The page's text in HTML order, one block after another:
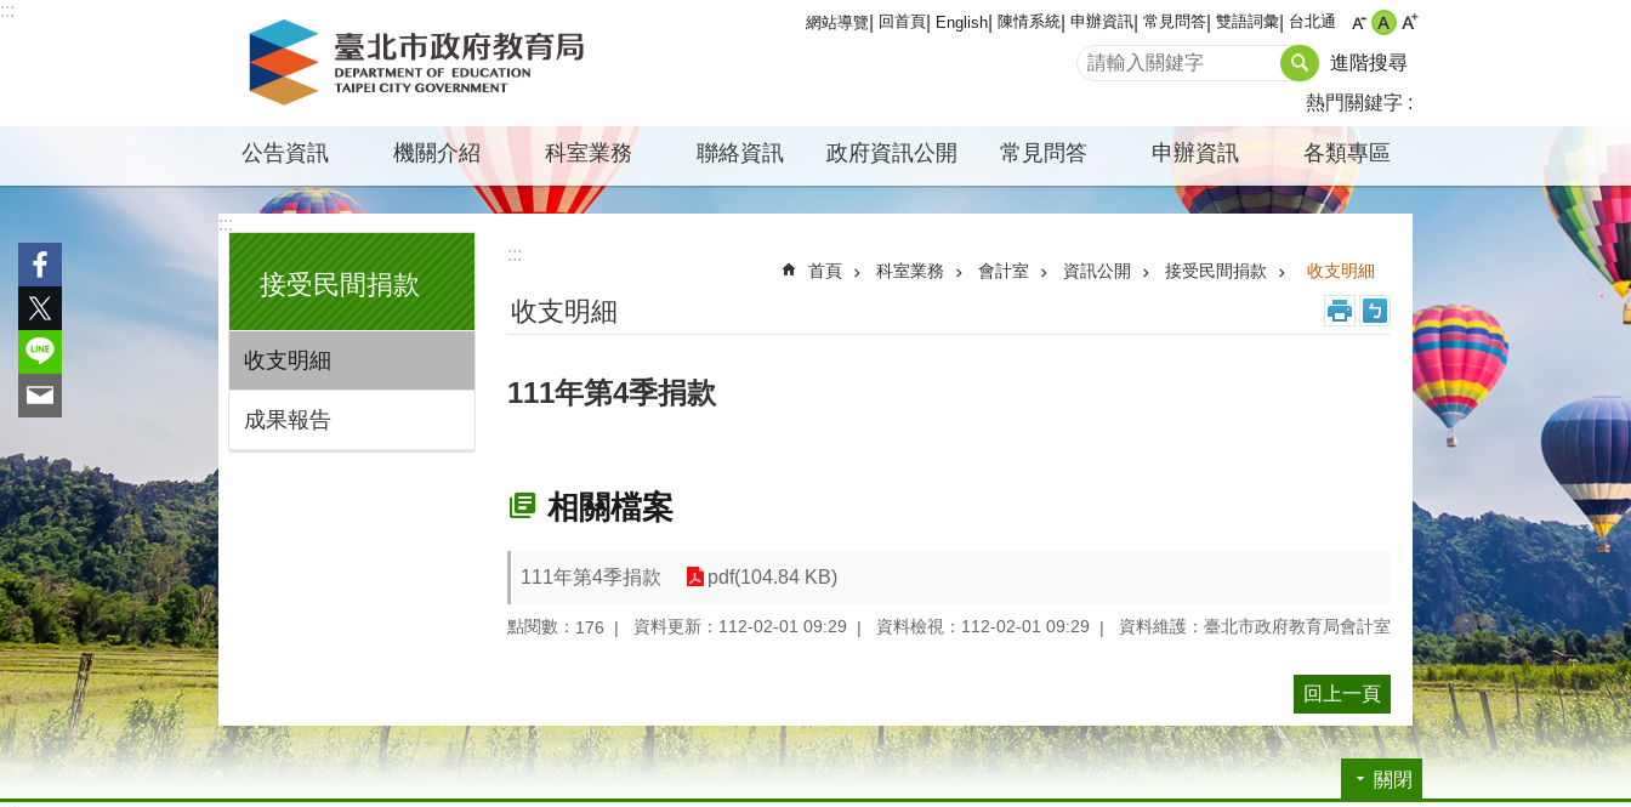
跳到主要內容區塊
:::
網站導覽 回首頁 English 陳情系統 申辦資訊 常見問答 雙語詞彙 台北通
進階搜尋
熱門關鍵字
公告資訊 機關介紹 科室業務 聯絡資訊 政府資訊公開 常見問答 申辦資訊 各類專區
:::
接受民間捐款
收支明細
成果報告
:::
首頁 科室業務 會計室 資訊公開 接受民間捐款 收支明細
收支明細
111年第4季捐款
相關檔案
111年第4季捐款 pdf(104.84 KB)
點閱數： 176 資料更新：112-02-01 09:29 資料檢視：112-02-01 09:29 資料維護：臺北市政府教育局會計室
回上一頁
關閉